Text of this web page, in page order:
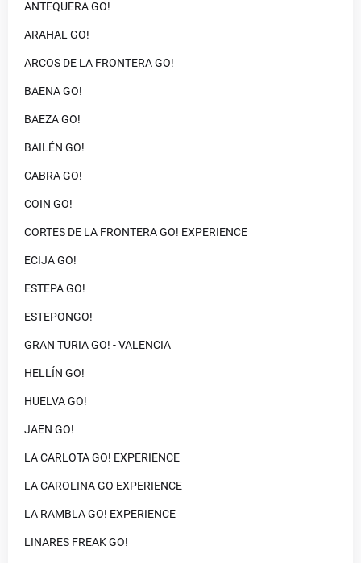
ANTEQUERA GO!
ARAHAL GO!
ARCOS DE LA FRONTERA GO!
BAENA GO!
BAEZA GO!
BAILÉN GO!
CABRA GO!
COIN GO!
CORTES DE LA FRONTERA GO! EXPERIENCE
ECIJA GO!
ESTEPA GO!
ESTEPONGO!
GRAN TURIA GO! - VALENCIA
HELLÍN GO!
HUELVA GO!
JAEN GO!
LA CARLOTA GO! EXPERIENCE
LA CAROLINA GO EXPERIENCE
LA RAMBLA GO! EXPERIENCE
LINARES FREAK GO!